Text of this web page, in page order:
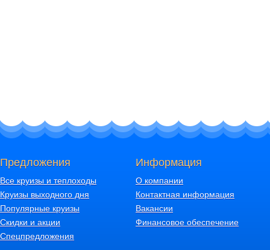
Предложения
Все круизы и теплоходы
Круизы выходного дня
Популярные круизы
Скидки и акции
Спецпредложения
Информация
О компании
Контактная информация
Вакансии
Финансовое обеспечение